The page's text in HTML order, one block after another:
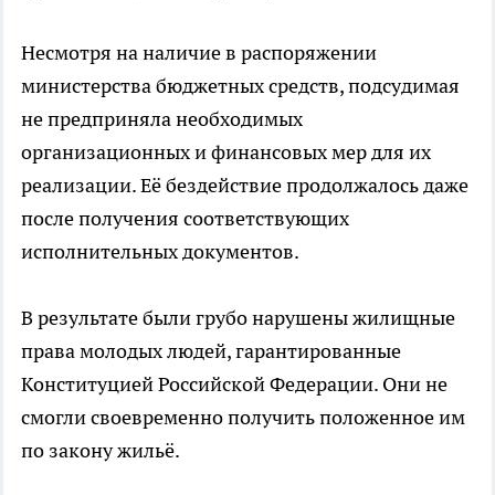
Несмотря на наличие в распоряжении
министерства бюджетных средств, подсудимая
не предприняла необходимых
организационных и финансовых мер для их
реализации. Её бездействие продолжалось даже
после получения соответствующих
исполнительных документов.
В результате были грубо нарушены жилищные
права молодых людей, гарантированные
Конституцией Российской Федерации. Они не
смогли своевременно получить положенное им
по закону жильё.